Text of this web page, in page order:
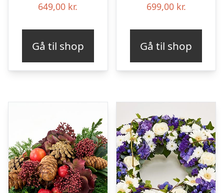
649,00 kr.
Gå til shop
699,00 kr.
Gå til shop